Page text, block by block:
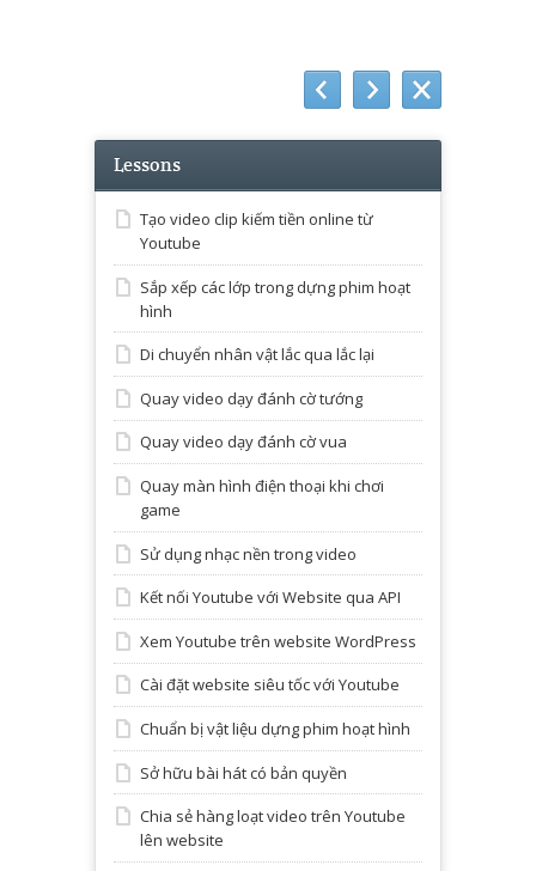
Lessons
Tạo video clip kiếm tiền online từ
Youtube
Sắp xếp các lớp trong dựng phim hoạt
hình
Di chuyển nhân vật lắc qua lắc lại
Quay video dạy đánh cờ tướng
Quay video dạy đánh cờ vua
Quay màn hình điện thoại khi chơi
game
Sử dụng nhạc nền trong video
Kết nối Youtube với Website qua API
Xem Youtube trên website WordPress
Cài đặt website siêu tốc với Youtube
Chuẩn bị vật liệu dựng phim hoạt hình
Sở hữu bài hát có bản quyền
Chia sẻ hàng loạt video trên Youtube
lên website